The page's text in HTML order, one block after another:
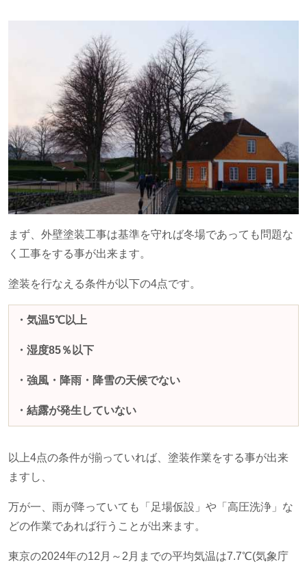
まず、外壁塗装工事は基準を守れば冬場であっても問題な
く工事をする事が出来ます。
塗装を行なえる条件が以下の4点です。
・気温5℃以上
・湿度85％以下
・強風・降雨・降雪の天候でない
・結露が発生していない
以上4点の条件が揃っていれば、塗装作業をする事が出来
ますし、
万が一、雨が降っていても「足場仮設」や「高圧洗浄」な
どの作業であれば行うことが出来ます。
東京の2024年の12 月～ 2 月までの平均気温は7.7℃(気象庁